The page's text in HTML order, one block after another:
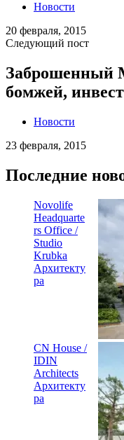
Новости
20 февраля, 2015
Следующий пост
Заброшенный
бомжей,
Новости
23 февраля, 2015
Последние
Novolife
Headquarte
rs Office /
Studio
Krubka
Архитекту
ра
CN House /
IDIN
Architects
Архитекту
ра